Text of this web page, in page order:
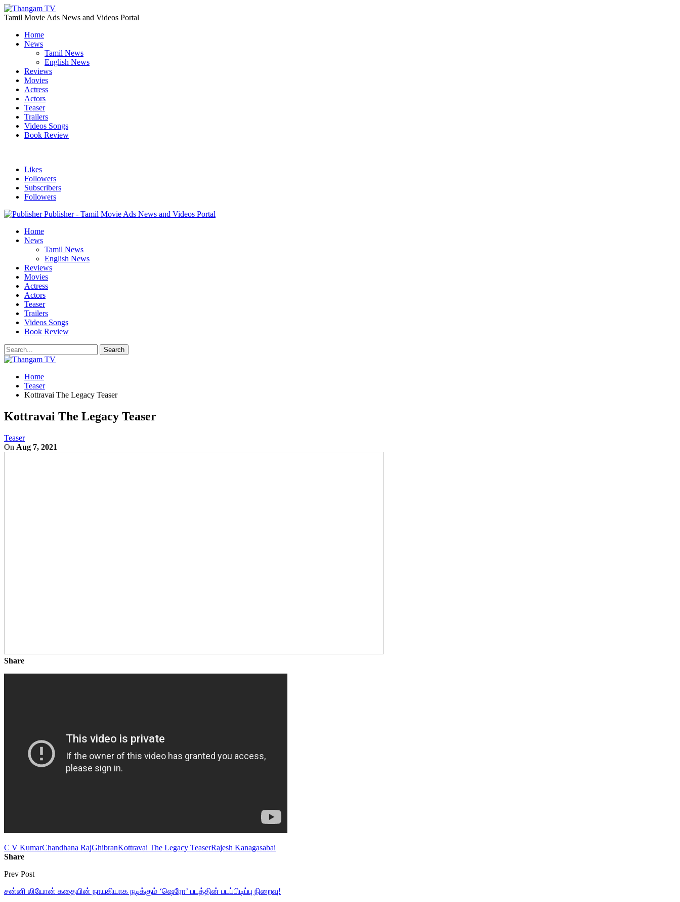
Tamil Movie Ads News and Videos Portal
Home
News
Tamil News
English News
Reviews
Movies
Actress
Actors
Teaser
Trailers
Videos Songs
Book Review
Likes
Followers
Subscribers
Followers
Publisher - Tamil Movie Ads News and Videos Portal
Home
News
Tamil News
English News
Reviews
Movies
Actress
Actors
Teaser
Trailers
Videos Songs
Book Review
Home
Teaser
Kottravai The Legacy Teaser
Kottravai The Legacy Teaser
Teaser
On Aug 7, 2021
Share
C V KumarChandhana RajGhibranKottravai The Legacy TeaserRajesh Kanagasabai
Share
Prev Post
சன்னி லியோன் கதையின் நாயகியாக நடிக்கும் ‘ஷெரோ’ படத்தின் படப்பிடிப்பு நிறைவு!